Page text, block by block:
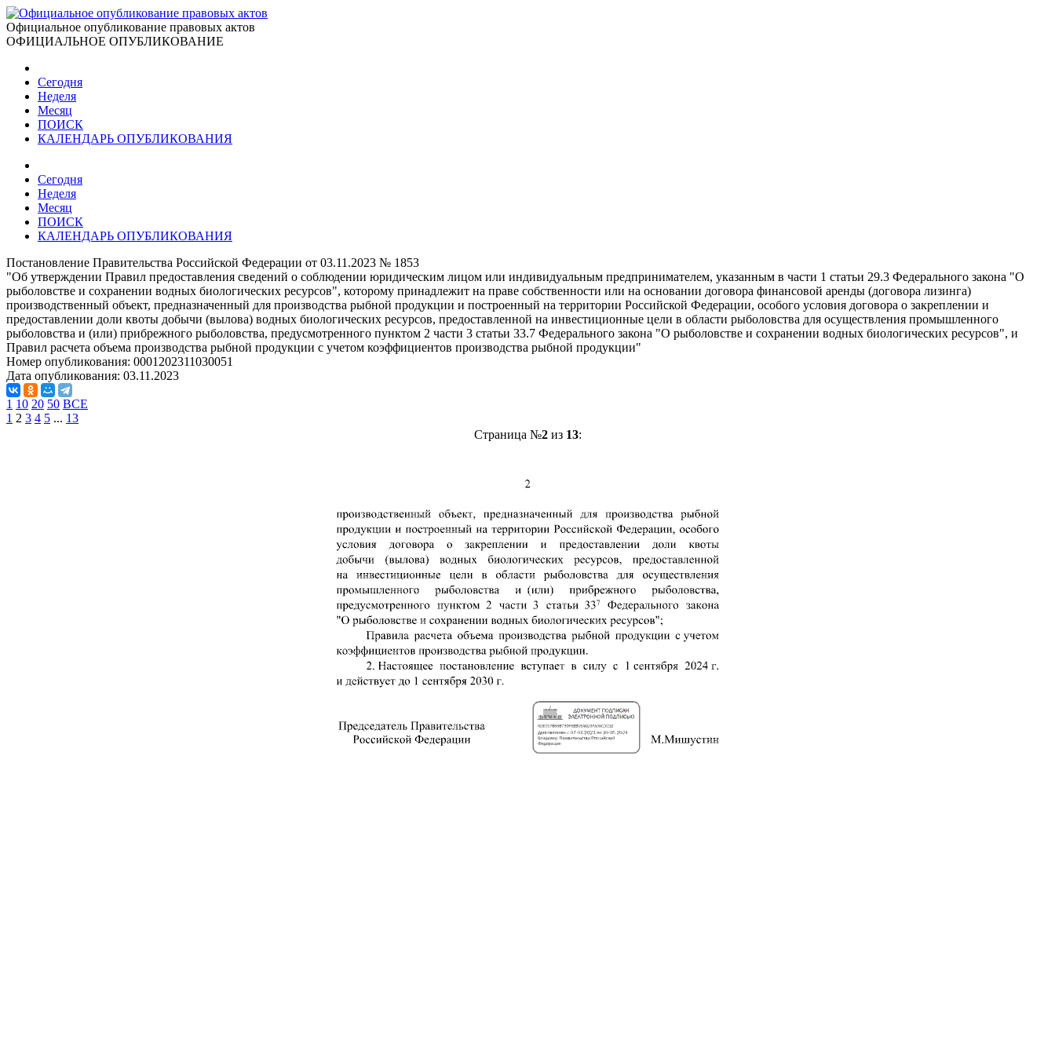
Официальное опубликование правовых актов
ОФИЦИАЛЬНОЕ ОПУБЛИКОВАНИЕ
Сегодня
Неделя
Месяц
ПОИСК
КАЛЕНДАРЬ ОПУБЛИКОВАНИЯ
Сегодня
Неделя
Месяц
ПОИСК
КАЛЕНДАРЬ ОПУБЛИКОВАНИЯ
Постановление Правительства Российской Федерации от 03.11.2023 № 1853
"Об утверждении Правил предоставления сведений о соблюдении юридическим лицом или индивидуальным предпринимателем, указанным в части 1 статьи 29.3 Федерального закона "О
рыболовстве и сохранении водных биологических ресурсов", которому принадлежит на праве собственности или на основании договора финансовой аренды (договора лизинга)
производственный объект, предназначенный для производства рыбной продукции и построенный на территории Российской Федерации, особого условия договора о закреплении и
предоставлении доли квоты добычи (вылова) водных биологических ресурсов, предоставленной на инвестиционные цели в области рыболовства для осуществления промышленного
рыболовства и (или) прибрежного рыболовства, предусмотренного пунктом 2 части 3 статьи 33.7 Федерального закона "О рыболовстве и сохранении водных биологических ресурсов", и
Правил расчета объема производства рыбной продукции с учетом коэффициентов производства рыбной продукции"
Номер опубликования: 0001202311030051
Дата опубликования: 03.11.2023
1 10 20 50 ВСЕ
1 2 3 4 5 ... 13
Страница №2из 13: